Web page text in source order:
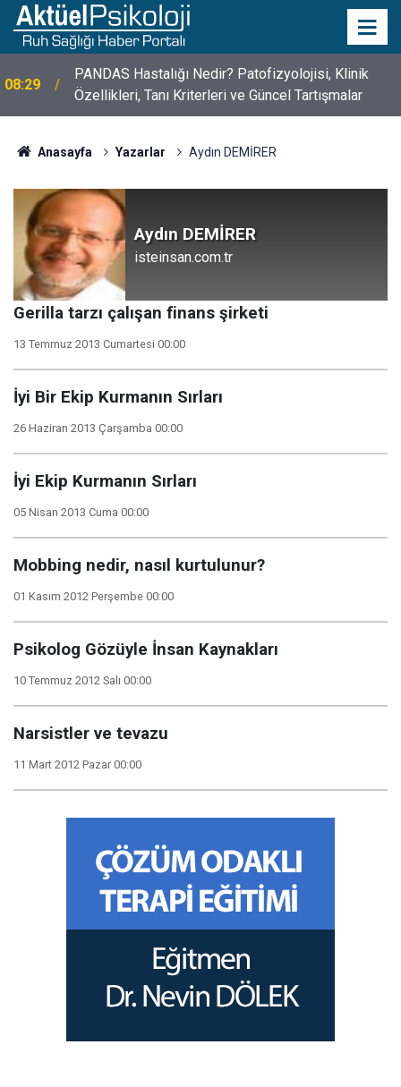
08:29
PANDAS Hastalığı Nedir? Patofizyolojisi, Klinik
Özellikleri, Tanı Kriterleri ve Güncel Tartışmalar
Anasayfa Yazarlar Aydın DEMİRER
Aydın DEMİRER
isteinsan.com.tr
Gerilla tarzı çalışan finans şirketi
13 Temmuz 2013 Cumartesi 00:00
İyi Bir Ekip Kurmanın Sırları
26 Haziran 2013 Çarşamba 00:00
İyi Ekip Kurmanın Sırları
05 Nisan 2013 Cuma 00:00
Mobbing nedir, nasıl kurtulunur?
01 Kasım 2012 Perşembe 00:00
Psikolog Gözüyle İnsan Kaynakları
10 Temmuz 2012 Salı 00:00
Narsistler ve tevazu
11 Mart 2012 Pazar 00:00